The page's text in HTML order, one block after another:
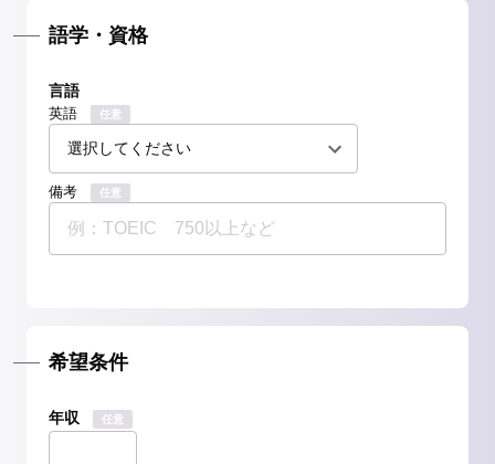
語学・資格
言語
英語 任意
備考 任意
希望条件
年収 任意